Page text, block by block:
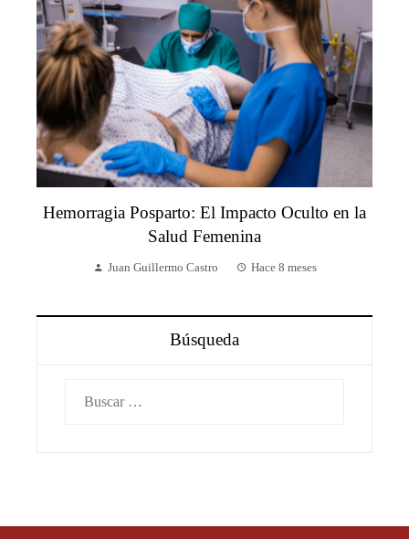
Hemorragia Posparto: El Impacto Oculto en la
Salud Femenina
Juan Guillermo Castro Hace 8 meses
Búsqueda